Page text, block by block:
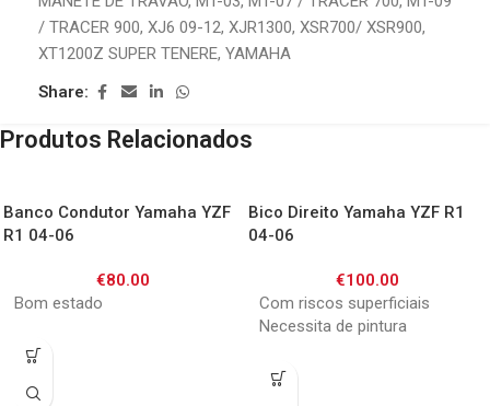
/ TRACER 900, XJ6 09-12, XJR1300, XSR700/ XSR900,
XT1200Z SUPER TENERE, YAMAHA
Share:
Produtos Relacionados
Banco Condutor Yamaha YZF
R1 04-06
€80.00
Bom estado
Bico Direito Yamaha YZF R1
04-06
€100.00
Com riscos superficiais
Necessita de pintura